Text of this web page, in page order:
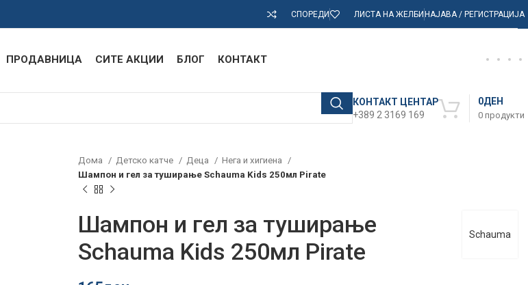
СПОРЕДИ ЛИСТА НА ЖЕЛБИНАЈАВА / РЕГИСТРАЦИЈА
ПРОДАВНИЦА СИТЕ АКЦИИ БЛОГ КОНТАКТ
КОНТАКТ ЦЕНТАР
+389 2 3169 169
0 продукти
0ДЕН
Дома Детско катче Деца
Нега и хигиена
Шампон и гел за туширање Schauma Kids 250мл Pirate
Schauma
Шампон и гел за туширање
Schauma Kids 250мл Pirate